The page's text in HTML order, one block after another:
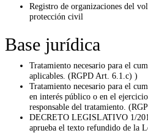
Registro de organizaciones del
protección civil
Base jurídica
Tratamiento necesario para el
aplicables. (RGPD Art. 6.1.c) )
Tratamiento necesario para el
en interés público o en el
responsable del tratamiento.
DECRETO LEGISLATIVO 1/
aprueba el texto refundido de la